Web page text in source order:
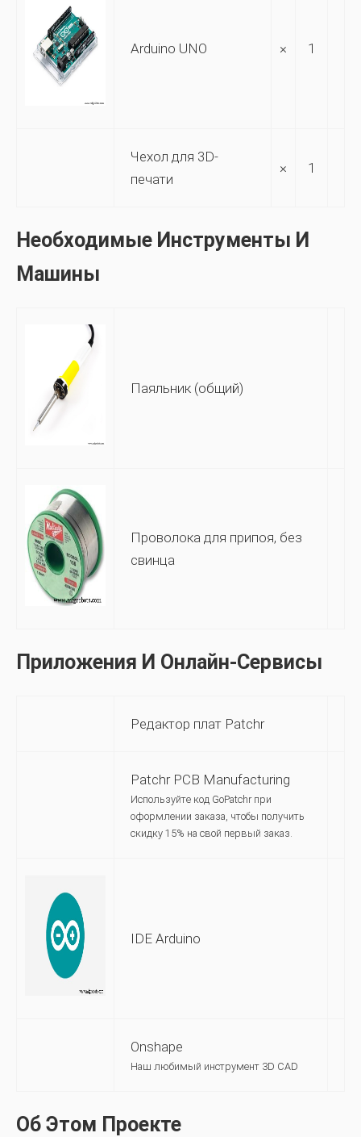
Arduino UNO × 1
Чехол для 3D-
печати
× 1
Необходимые Инструменты И
Машины
Паяльник (общий)
Проволока для припоя, без
свинца
Приложения И Онлайн-Сервисы
Редактор плат Patchr
Patchr PCB Manufacturing
Используйте код GoPatchr при
оформлении заказа, чтобы получить
скидку 15% на свой первый заказ.
IDE Arduino
Onshape
Наш любимый инструмент 3D CAD
Об Этом Проекте